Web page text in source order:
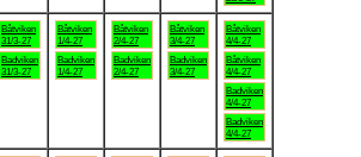
Båtviken
31/3-27
Badviken
31/3-27
Båtviken
1/4-27
Badviken
1/4-27
Båtviken
2/4-27
Badviken
2/4-27
Båtviken
3/4-27
Badviken
3/4-27
Båtviken
4/4-27
Båtviken
4/4-27
Badviken
4/4-27
Badviken
4/4-27